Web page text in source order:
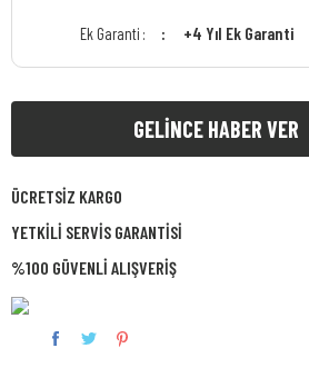
Ek Garanti : +4 Yıl Ek Garanti
GELİNCE HABER VER
ÜCRETSİZ KARGO
YETKİLİ SERVİS GARANTİSİ
%100 GÜVENLİ ALIŞVERİŞ